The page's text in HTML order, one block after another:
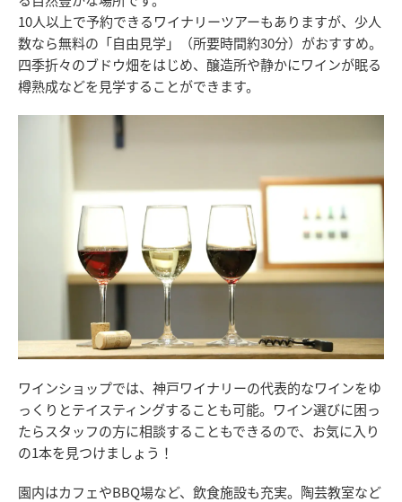
10人以上で予約できるワイナリーツアーもありますが、少人
数なら無料の「自由見学」（所要時間約30分）がおすすめ。
四季折々のブドウ畑をはじめ、醸造所や静かにワインが眠る
樽熟成などを見学することができます。
ワインショップでは、神戸ワイナリーの代表的なワインをゆ
っくりとテイスティングすることも可能。ワイン選びに困っ
たらスタッフの方に相談することもできるので、お気に入り
の1本を見つけましょう！
園内はカフェやBBQ場など、飲食施設も充実。陶芸教室など